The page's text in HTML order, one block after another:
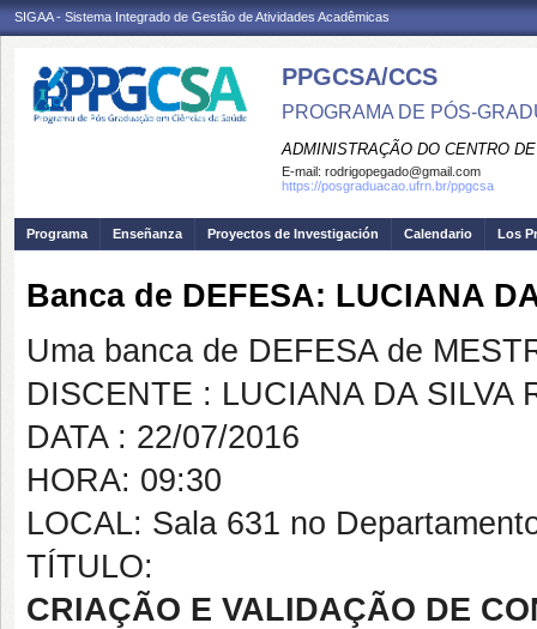
SIGAA - Sistema Integrado de Gestão de Atividades Acadêmicas
PPGCSA/CCS
PROGRAMA DE PÓS-
ADMINISTRAÇÃO DO CENTRO
E-mail: rodrigopegado@gmail.com
https://posgraduacao.ufrn.br/ppgcsa
Programa Enseñanza Proyectos de Investigación Calendario Los
Banca de DEFESA: LUCIANA
Uma banca de DEFESA de
DISCENTE : LUCIANA DA SILVA
DATA : 22/07/2016
HORA: 09:30
LOCAL: Sala 631 no
TÍTULO:
CRIAÇÃO E VALIDAÇÃO DE